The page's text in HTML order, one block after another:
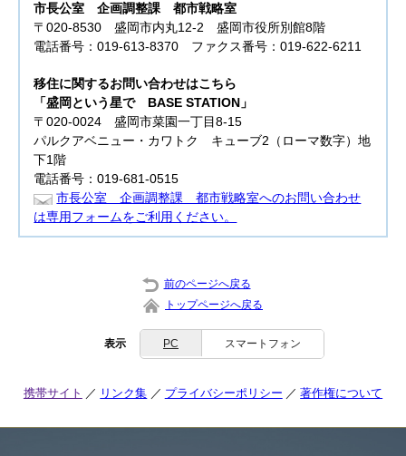
市長公室企画調整課 都市戦略室
〒020-8530 盛岡市内丸12-2 盛岡市役所別館8階
電話番号：019-613-8370 ファクス番号：019-622-6211
移住に関するお問い合わせはこちら
「盛岡という星で BASE STATION」
〒020-0024 盛岡市菜園一丁目8-15
パルクアベニュー・カワトク キューブ2（ローマ数字）地
下1階
電話番号：019-681-0515
市長公室 企画調整課 都市戦略室へのお問い合わせ
は専用フォームをご利用ください。
前のページへ戻る
トップページへ戻る
表示 PC スマートフォン
携帯サイト リンク集 プライバシーポリシー 著作権について